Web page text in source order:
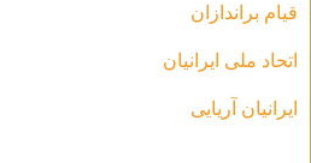
قیام براندازان
اتحاد ملی ایرانیان
ایرانیان آریایی